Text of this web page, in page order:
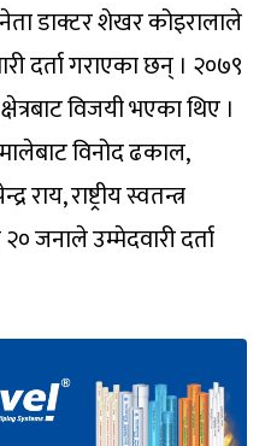
डाक्टर शेखर कोइरालाले
दर्ता गराएका छन् । २०७९
विजयी भएका थिए ।
विनोद ढकाल,
राय, राष्ट्रीय स्वतन्त्र
जनाले उम्मेदवारी दर्ता